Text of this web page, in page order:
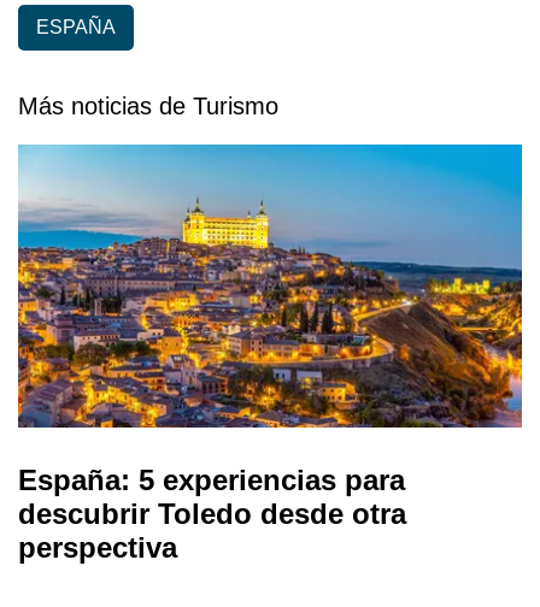
ESPAÑA
Más noticias de Turismo
España: 5 experiencias para
descubrir Toledo desde otra
perspectiva